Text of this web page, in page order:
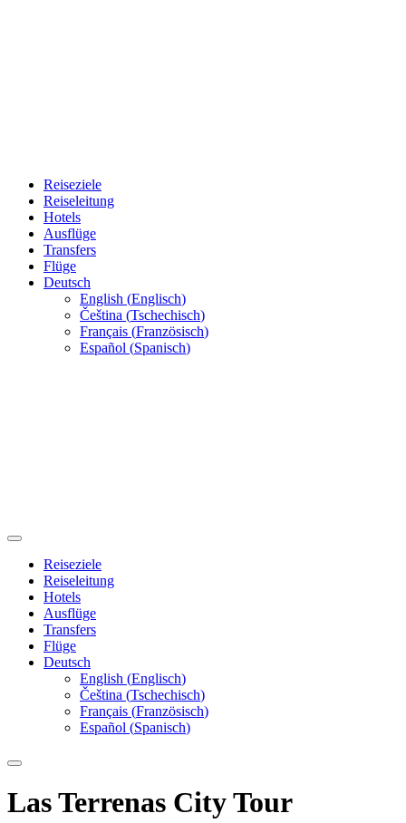
Reiseziele
Reiseleitung
Hotels
Ausflüge
Transfers
Flüge
Deutsch
English (Englisch)
Čeština (Tschechisch)
Français (Französisch)
Español (Spanisch)
Reiseziele
Reiseleitung
Hotels
Ausflüge
Transfers
Flüge
Deutsch
English (Englisch)
Čeština (Tschechisch)
Français (Französisch)
Español (Spanisch)
Las Terrenas City Tour